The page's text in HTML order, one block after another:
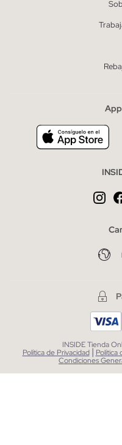
INSIDE Tienda
Política de Privacidad | Política
Condiciones